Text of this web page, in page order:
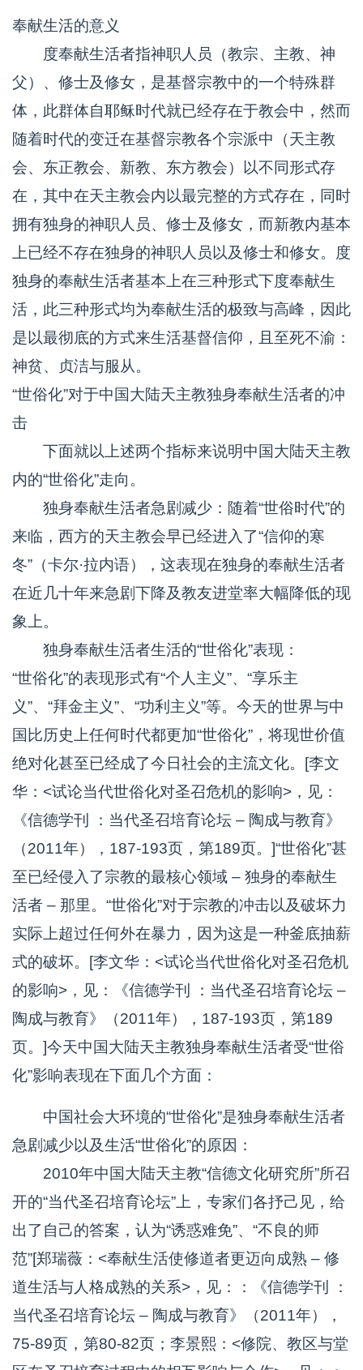
奉献生活的意义
度奉献生活者指神职人员（教宗、主教、神
父）、修士及修女，是基督宗教中的一个特殊群
体，此群体自耶稣时代就已经存在于教会中，然而
随着时代的变迁在基督宗教各个宗派中（天主教
会、东正教会、新教、东方教会）以不同形式存
在，其中在天主教会内以最完整的方式存在，同时
拥有独身的神职人员、修士及修女，而新教内基本
上已经不存在独身的神职人员以及修士和修女。度
独身的奉献生活者基本上在三种形式下度奉献生
活，此三种形式均为奉献生活的极致与高峰，因此
是以最彻底的方式来生活基督信仰，且至死不渝：
神贫、贞洁与服从。
“世俗化”对于中国大陆天主教独身奉献生活者的冲
击
下面就以上述两个指标来说明中国大陆天主教
内的“世俗化”走向。
独身奉献生活者急剧减少：随着“世俗时代”的
来临，西方的天主教会早已经进入了“信仰的寒
冬”（卡尔·拉内语），这表现在独身的奉献生活者
在近几十年来急剧下降及教友进堂率大幅降低的现
象上。
独身奉献生活者生活的“世俗化”表现：
“世俗化”的表现形式有“个人主义”、“享乐主
义”、“拜金主义”、“功利主义”等。今天的世界与中
国比历史上任何时代都更加“世俗化”，将现世价值
绝对化甚至已经成了今日社会的主流文化。[李文
华：<试论当代世俗化对圣召危机的影响>，见：
《信德学刊 ：当代圣召培育论坛 – 陶成与教育》
（2011年），187-193页，第189页。]“世俗化”甚
至已经侵入了宗教的最核心领域 – 独身的奉献生
活者 – 那里。“世俗化”对于宗教的冲击以及破坏力
实际上超过任何外在暴力，因为这是一种釜底抽薪
式的破坏。[李文华：<试论当代世俗化对圣召危机
的影响>，见：《信德学刊 ：当代圣召培育论坛 –
陶成与教育》（2011年），187-193页，第189
页。]今天中国大陆天主教独身奉献生活者受“世俗
化”影响表现在下面几个方面：
中国社会大环境的“世俗化”是独身奉献生活者
急剧减少以及生活“世俗化”的原因：
2010年中国大陆天主教“信德文化研究所”所召
开的“当代圣召培育论坛”上，专家们各抒己见，给
出了自己的答案，认为“诱惑难免”、“不良的师
范”[郑瑞薇：<奉献生活使修道者更迈向成熟 – 修
道生活与人格成熟的关系>，见：：《信德学刊 ：
当代圣召培育论坛 – 陶成与教育》（2011年），
75-89页，第80-82页；李景熙：<修院、教区与堂